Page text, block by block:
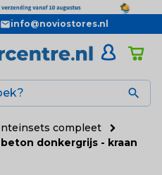
info@noviostores.nl

compleet
donkergrijs - kraan